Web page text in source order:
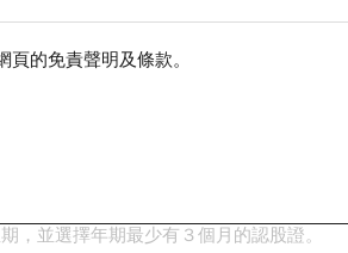
頁的免責聲明及條款。
，並選擇年期最少有３個月的認股證。